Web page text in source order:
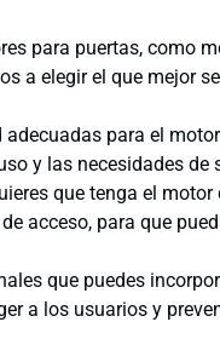
para puertas, como
a elegir el que mejor
para el
y las necesidades de
que tenga el
acceso, para que
que puedes
a los usuarios y